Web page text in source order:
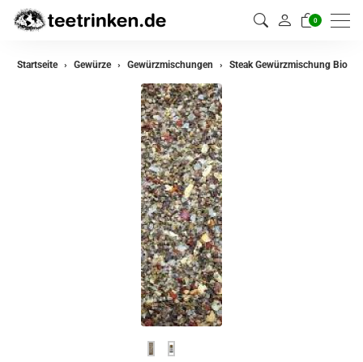
0
zurück
Startseite Gewürze Gewürzmischungen Steak Gewürzmischung Bio